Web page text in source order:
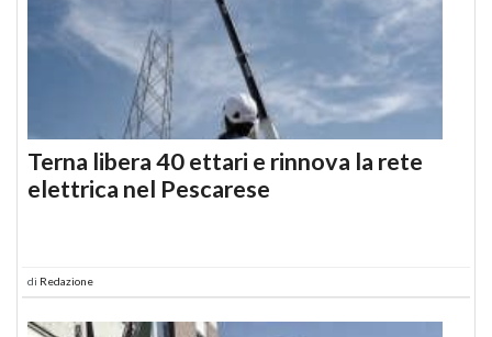
Terna libera 40 ettari e rinnova la rete
elettrica nel Pescarese
di Redazione